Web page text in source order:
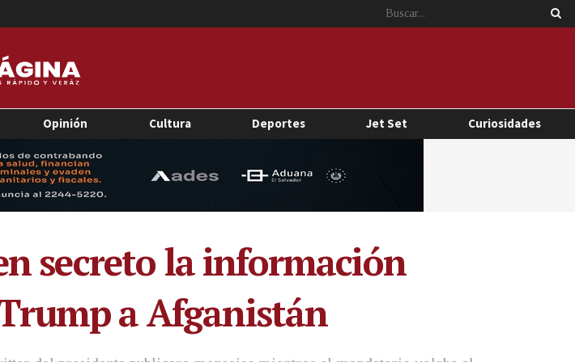
Opinión Cultura Deportes Jet Set Curiosidades
secreto la información
a Afganistán